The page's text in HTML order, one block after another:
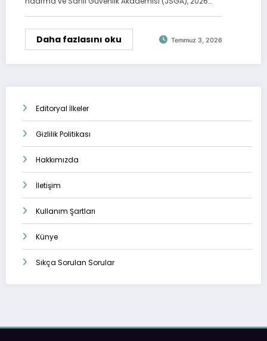
Daha fazlasını oku Temmuz 3, 2026
Editoryal İlkeler
Gizlilik Politikası
Hakkımızda
İletişim
Kullanım Şartları
Künye
Sıkça Sorulan Sorular